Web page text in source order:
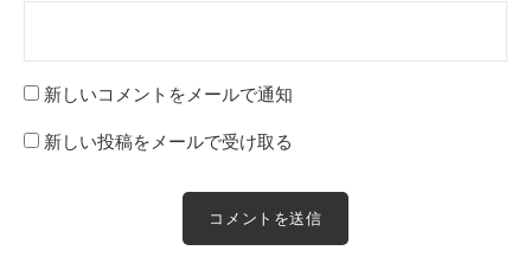
新しいコメントをメールで通知
新しい投稿をメールで受け取る